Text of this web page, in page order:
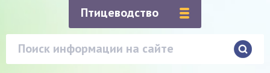
Птицеводство